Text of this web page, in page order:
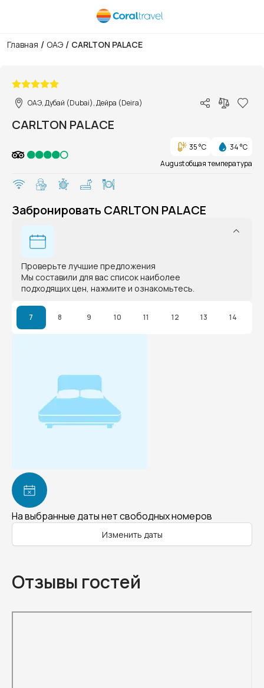
Главная / ОАЭ / CARLTON PALACE
ОАЭ, Дубай (Dubai), Дейра (Deira)
CARLTON PALACE
35 °C
34 °C
August общая температура
Забронировать CARLTON PALACE
Проверьте лучшие предложения
Мы составили для вас список наиболее
подходящих цен, нажмите и ознакомьтесь.
7 8 9 10 11 12 13 14
На выбранные даты нет свободных номеров
Изменить даты
Отзывы гостей